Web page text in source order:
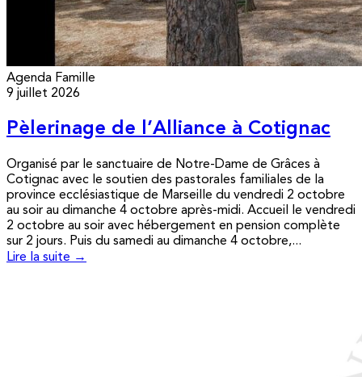
Agenda Famille
9 juillet 2026
Pèlerinage de l’Alliance à Cotignac
Organisé par le sanctuaire de Notre-Dame de Grâces à
Cotignac avec le soutien des pastorales familiales de la
province ecclésiastique de Marseille du vendredi 2 octobre
au soir au dimanche 4 octobre après-midi. Accueil le vendredi
2 octobre au soir avec hébergement en pension complète
sur 2 jours. Puis du samedi au dimanche 4 octobre,...
Lire la suite →